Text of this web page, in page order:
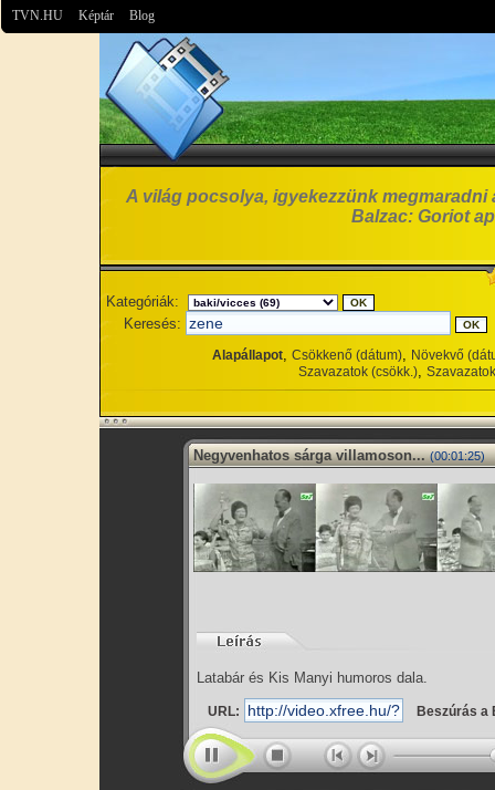
TVN.HU Képtár Blog
A világ pocsolya, igyekezzünk
Balzac: Goriot
Kategóriák:
Keresés:
Alapállapot, Csökkenő (dátum), Növekvő
Szavazatok (csökk.),
Negyvenhatos sárga villamoson... (00:01:25)
Latabár és Kis Manyi humoros dala.
URL: Beszúrás a